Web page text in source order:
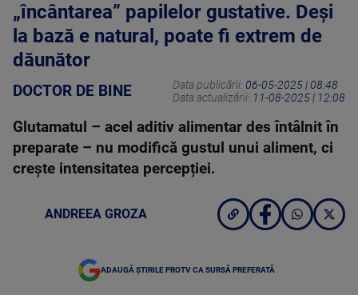
„încântarea” papilelor gustative. Deși
la bază e natural, poate fi extrem de
dăunător
DOCTOR DE BINE Data publicării: 06-05-2025 | 08:48
Data actualizării: 11-08-2025 | 12:08
Glutamatul – acel aditiv alimentar des întâlnit în
preparate – nu modifică gustul unui aliment, ci
crește intensitatea percepției.
ANDREEA GROZA
ADAUGĂ ȘTIRILE PROTV CA SURSĂ PREFERATĂ